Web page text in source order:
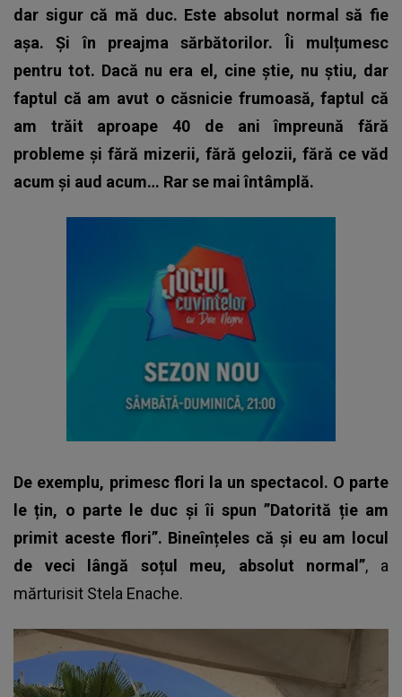
dar sigur că mă duc. Este absolut normal să fie
așa. Și în preajma sărbătorilor. Îi mulțumesc
pentru tot. Dacă nu era el, cine știe, nu știu, dar
faptul că am avut o căsnicie frumoasă, faptul că
am trăit aproape 40 de ani împreună fără
probleme și fără mizerii, fără gelozii, fără ce văd
acum și aud acum… Rar se mai întâmplă.
De exemplu, primesc flori la un spectacol. O parte
le țin, o parte le duc și îi spun ”Datorită ție am
primit aceste flori”. Bineînțeles că și eu am locul
de veci lângă soțul meu, absolut normal”, a
mărturisit Stela Enache.